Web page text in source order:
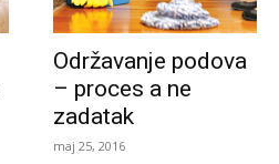
Održavanje podova
– proces a ne
zadatak
maj 25, 2016